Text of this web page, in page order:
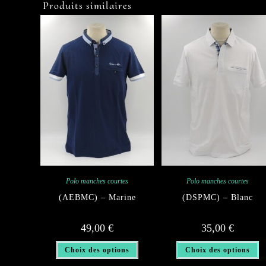
Produits similaires
Polo manches courtes
(AEBMC) – Marine
49,00€
Choix des options
a
Polo manches courtes
(DSPMC) – Blanc
35,00€
Choix des options
a